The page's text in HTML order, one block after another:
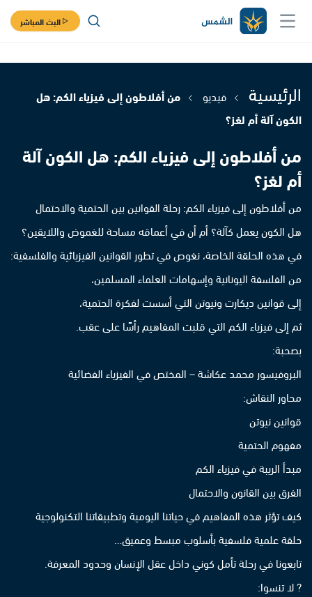
البث المباشر
الرئيسية فيديو
من أفلاطون إلى فيزياء الكم: هل
الكون آلة أم لغز؟
من أفلاطون إلى فيزياء الكم: هل الكون آلة
أم لغز؟
من أفلاطون إلى فيزياء الكم: رحلة القوانين بين الحتمية والاحتمال
هل الكون يعمل كآلة؟ أم أن في أعماقه مساحة للغموض واللايقين؟
في هذه الحلقة الخاصة، نغوص في تطور القوانين الفيزيائية والفلسفية:
من الفلسفة اليونانية وإسهامات العلماء المسلمين،
إلى قوانين ديكارت ونيوتن التي أسست لفكرة الحتمية،
ثم إلى فيزياء الكم التي قلبت المفاهيم رأسًا على عقب.
بصحبة:
البروفيسور محمد عكاشة – المختص في الفيزياء الفضائية
محاور النقاش:
قوانين نيوتن
مفهوم الحتمية
مبدأ الريبة في فيزياء الكم
الفرق بين القانون والاحتمال
كيف تؤثر هذه المفاهيم في حياتنا اليومية وتطبيقاتنا التكنولوجية
حلقة علمية فلسفية بأسلوب مبسط وعميق…
تابعونا في رحلة تأمل كوني داخل عقل الإنسان وحدود المعرفة.
? لا تنسوا: